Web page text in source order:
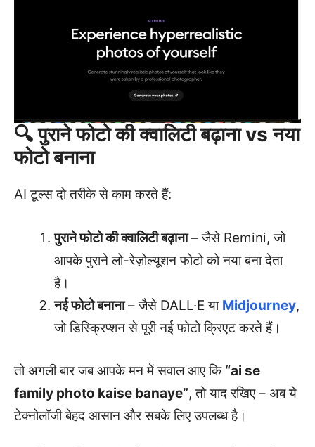
🔍 पुराने फोटो की क्वालिटी बढ़ाना vs नया
फोटो बनाना
AI टूल्स दो तरीके से काम करते हैं:
पुराने फोटो की क्वालिटी बढ़ाना– जैसे Remini, जो
आपके पुराने लो-रेज़ोल्यूशन फोटो को नया बना देता
है।
नई फोटो बनाना– जैसे DALL·E या Midjourney,
जो डिस्क्रिप्शन से पूरी नई फोटो क्रिएट करते हैं।
तो अगली बार जब आपके मन में सवाल आए कि “ai se
family photo kaise banaye”, तो याद रखिए – अब ये
टेक्नोलॉजी बेहद आसान और सबके लिए उपलब्ध है।